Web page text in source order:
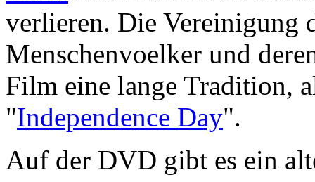
verlieren. Die Vereinigung
Menschenvoelker und
Film eine lange Tradition,
"Independence Day".
Auf der DVD gibt es ein